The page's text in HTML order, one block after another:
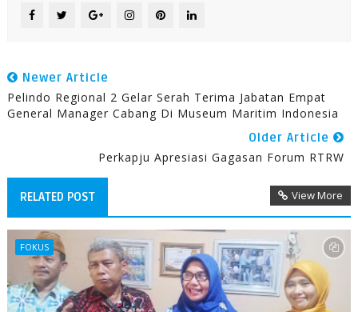
Newer Article
Pelindo Regional 2 Gelar Serah Terima Jabatan Empat
General Manager Cabang Di Museum Maritim Indonesia
Older Article
Perkapju Apresiasi Gagasan Forum RTRW
RELATED POST View More
FOKUS